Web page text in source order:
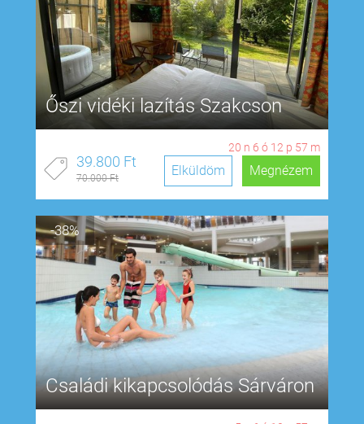
Őszi vidéki lazítás Szakcson
20 n 6 ó 12 p 56 m
39.800 Ft
70.000 Ft Megnézem
Elküldöm
-38%
Családi kikapcsolódás Sárváron